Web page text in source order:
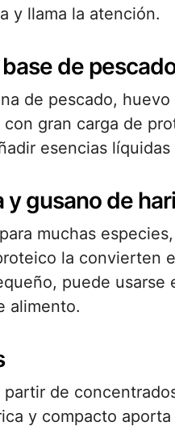
y llama la atención.
de
de pescado,
gran carga de
esencias
gusano de
muchas
la convierten
puede
alimento.
partir de
y compacto